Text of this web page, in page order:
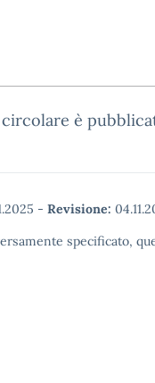
è
- Revisione:
specificato,